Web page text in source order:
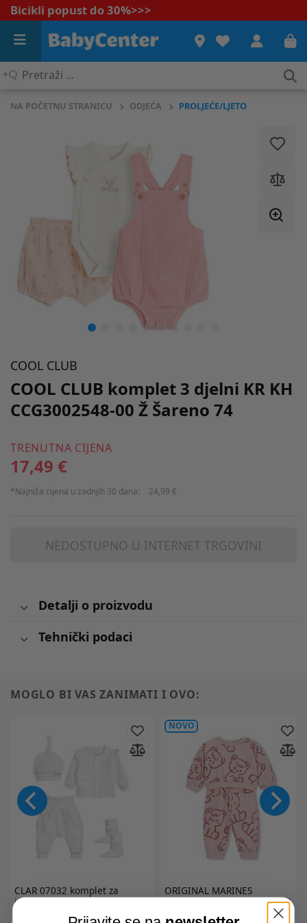
Bicikli popust do 30%>>>
Pretraži
NA POČETNU STRANICU ODJEĆA PROLJEĆE/LJETO
COOL CLUB
COOL CLUB komplet 3 djelni KR KH
CCG3002548-00 Ž Šareno 74
TRENUTNA CIJENA
17,49 €
*Najniža cijena u zadnjih 30 dana: 24,99 €
NEDOSTUPNO U INTERNET TRGOVINI
Detalji o proizvodu
Tehnički podaci
MOGLO BI VAS ZANIMATI I OVO:
CLAR07032 komplet za
izlazak iz rodilišta
NOVO
ORIGINAL MARINES
DGA7772PF komplet 2 djelni